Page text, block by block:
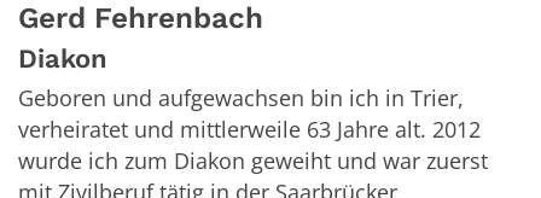
Gerd Fehrenbach
Diakon
Geboren und aufgewachsen bin ich in Trier,
verheiratet und mittlerweile 63 Jahre alt. 2012
wurde ich zum Diakon geweiht und war zuerst
mit Zivilberuf tätig in der Saarbrücker